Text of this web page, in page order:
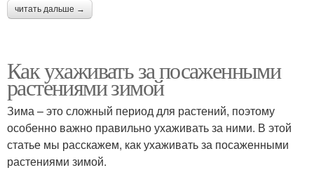
читать дальше →
Как ухаживать за посаженными
растениями зимой
Зима – это сложный период для растений, поэтому
особенно важно правильно ухаживать за ними. В этой
статье мы расскажем, как ухаживать за посаженными
растениями зимой.